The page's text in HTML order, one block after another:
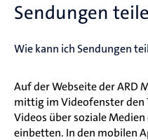
Sendungen
Wie kann ich Sendungen
Auf der Webseite der ARD
mittig im Videofenster den
Videos über soziale
einbetten. In den mobilen